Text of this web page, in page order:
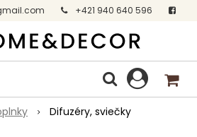
+421 940 640 596
Facebook
Difuzéry, sviečky